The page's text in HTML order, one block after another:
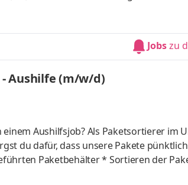
Arbeitsplatz, garantierte Gehaltssteigerung
Jobszu
Aushilfe (m/w/d)
einem Aushilfsjob? Als Paketsortierer im
dass unsere Pakete pünktlich ankommen! Deine